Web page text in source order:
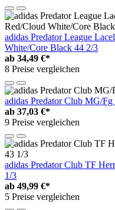
adidas Predator League
White/Core Black 44 2/3
ab 34,49 €*
8 Preise vergleichen
adidas Predator Club MG/
ab 37,03 €*
9 Preise vergleichen
adidas Predator Club TF
1/3
ab 49,99 €*
5 Preise vergleichen